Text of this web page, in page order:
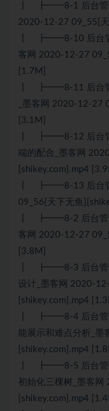
┃ ┣━━8-1 后台管理
2020-12-27 09_55[
┃ ┣━━8-10 后台管
客网 2020-12-27
[1.7M]
┃ ┣━━8-11 后台管
_墨客网 2020-12-27
[3.1M]
┃ ┣━━8-12 后台管
端的配合_墨客网
[shikey.com].mp4
┃ ┣━━8-13 后台管
09_56[天下无鱼
┃ ┣━━8-2 后台管理
客网 2020-12-27
[3.8M]
┃ ┣━━8-3 后台管理
设计_墨客网 2020-
[shikey.com].mp4
┃ ┣━━8-4 后台管理
能展示和难点分析_墨
[shikey.com].mp4
┃ ┣━━8-5 后台管理
初始化三棵树_墨客网
[shikey.com].mp4